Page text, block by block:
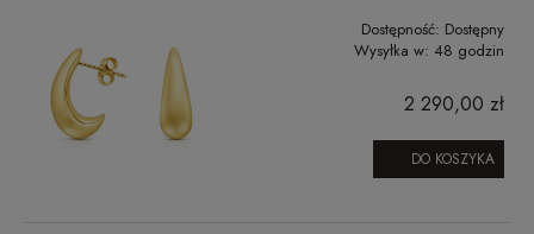
Dostępność: Dostępny
Wysyłka w: 48 godzin
2 290,00 zł
DO KOSZYKA